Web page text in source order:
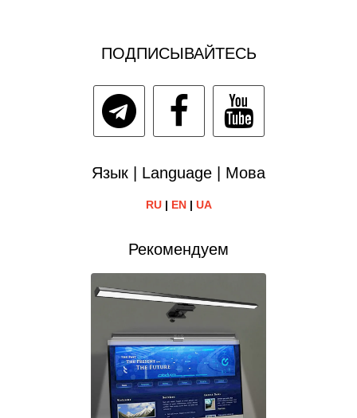
ПОДПИСЫВАЙТЕСЬ
Язык | Language | Мова
RU| EN| UA
Рекомендуем